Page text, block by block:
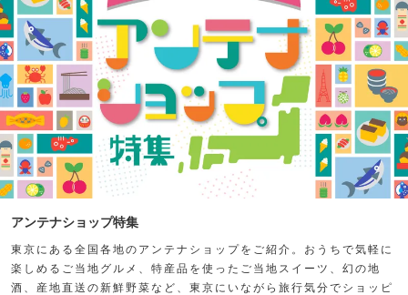
アンテナショップ特集
東京にある全国各地のアンテナショップをご紹介。おうちで気軽に
楽しめるご当地グルメ、特産品を使ったご当地スイーツ、幻の地
酒、産地直送の新鮮野菜など、東京にいながら旅行気分でショッピ